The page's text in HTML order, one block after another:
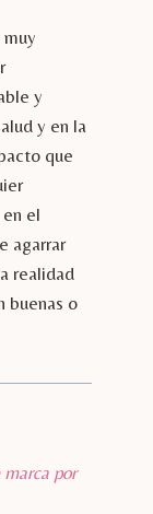
y
y en la
que
el
agarrar
realidad
buenas o
marca por